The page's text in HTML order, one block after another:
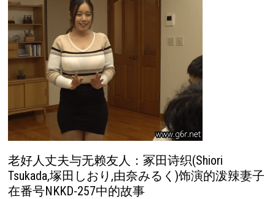
老好人丈夫与无赖友人：冢田诗织(Shiori
Tsukada,塚田しおり,由奈みるく)饰演的泼辣妻子
在番号NKKD-257中的故事